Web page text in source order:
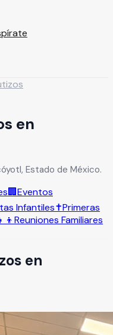
en
Estado de México.
🏢Eventos
Infantiles✝️Primeras
Reuniones Familiares
en